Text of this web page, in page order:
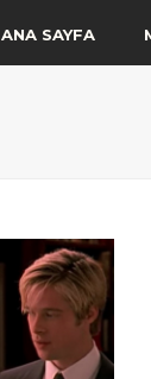
ANA SAYFA